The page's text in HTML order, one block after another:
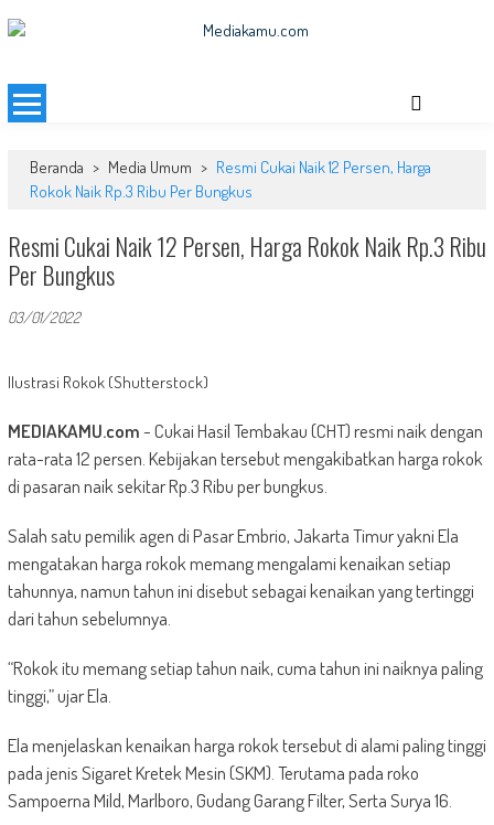
to
Beranda > Media Umum > Resmi Cukai Naik 12 Persen, Harga
Rokok Naik Rp.3 Ribu Per Bungkus
Resmi Cukai Naik 12 Persen, Harga Rokok Naik Rp.3 Ribu
Per Bungkus
03/01/2022
Ilustrasi Rokok (Shutterstock)
MEDIAKAMU.com-Cukai Hasil Tembakau (CHT) resmi naik dengan
rata-rata 12 persen. Kebijakan tersebut mengakibatkan harga rokok
di pasaran naik sekitar Rp.3 Ribu per bungkus.
Salah satu pemilik agen di Pasar Embrio, Jakarta Timur yakni Ela
mengatakan harga rokok memang mengalami kenaikan setiap
tahunnya, namun tahun ini disebut sebagai kenaikan yang tertinggi
dari tahun sebelumnya.
“Rokok itu memang setiap tahun naik, cuma tahun ini naiknya paling
tinggi,” ujar Ela.
Ela menjelaskan kenaikan harga rokok tersebut di alami paling tinggi
pada jenis Sigaret Kretek Mesin (SKM). Terutama pada roko
Sampoerna Mild, Marlboro, Gudang Garang Filter, Serta Surya 16.